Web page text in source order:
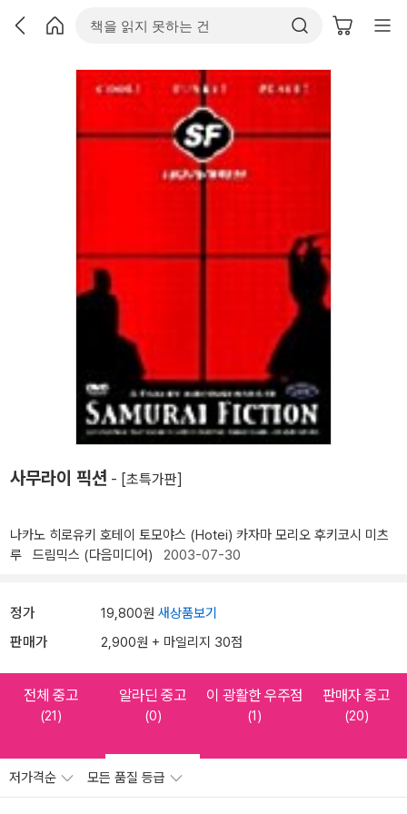
사무라이 픽션 - [초특가판]
나카노 히로유키 호테이 토모야스 (Hotei) 카자마 모리오 후키코시 미츠
루
드림믹스 (다음미디어) 2003-07-30
정가 19,800원 새상품보기
판매가 2,900원 + 마일리지 30점
전체 중고
(21)
알라딘 중고
(0)
이 광활한 우주점
(1)
판매자 중고
(20)
저가격순 모든 품질 등급